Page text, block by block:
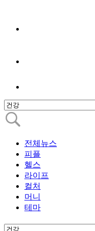
전체뉴스
피플
헬스
라이프
컬처
머니
테마